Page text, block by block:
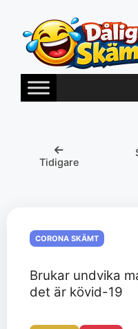
innehåll
Tidigare
CORONA SKÄMT
Brukar undvika
det är kövid-19